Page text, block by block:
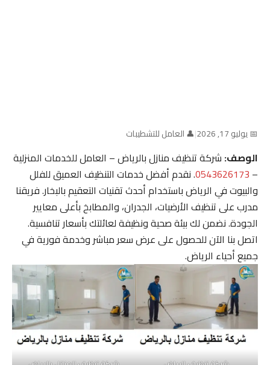
📅 يوليو 17, 2026 |👤 العامل للتشطيبات
الوصف:شركة تنظيف منازل بالرياض – العامل للخدمات المنزلية
0543626173. نقدم أفضل خدمات التنظيف العميق للفلل
والبيوت في الرياض باستخدام أحدث تقنيات التعقيم بالبخار. فريقنا
مدرب على تنظيف الأرضيات، الجدران، والمطابخ بأعلى معايير
الجودة. نضمن لك بيئة صحية ونظيفة لعائلتك بأسعار تنافسية.
اتصل بنا الآن للحصول على عرض سعر مباشر وخدمة فورية في
جميع أحياء الرياض.